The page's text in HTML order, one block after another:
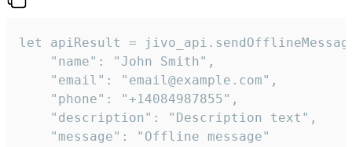
let apiResult =
    "name": "John Smith",
    "email": "email@example.com",
    "phone": "+14084987855",
    "description": "Description text",
    "message": "Offline message"